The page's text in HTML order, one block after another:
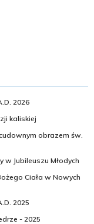
2026
kaliskiej
obrazem św.
w Jubileuszu Młodych
Ciała w Nowych
2025
- 2025